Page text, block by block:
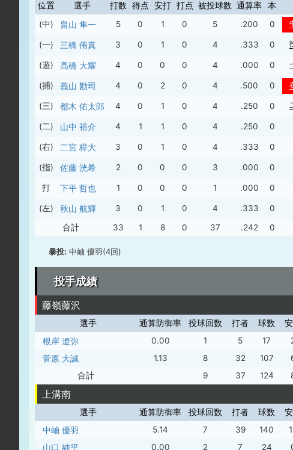
位置 選手 打数 得点 安打 打点 被投球数 通算率 本
(中)
畠山 隼一 5 0 1 0 5 .200 0
(一) 三橋 侑真 3 0 1 0 4 .333 0
(遊) 髙橋 大耀 4 0 0 0 4 .000 0
(捕) 義山 勘司 4 0 2 0 4 .500 0
(三) 都木 佑太郎 4 0 1 0 4 .250 0
(二) 山中 裕介 4 1 1 0 4 .250 0
(右) 二宮 樟大 3 0 1 0 4 .333 0
(指) 佐藤 洸希 2 0 0 0 3 .000 0
打 下平 哲也 1 0 0 0 1 .000 0
(左) 秋山 航輝 3 0 1 0 4 .333 0
合計 33 1 8 0 37 .242 0
暴投: 中岫 優羽(4回)
投手成績
藤嶺藤沢
選手 通算防御率 投球回数 打者 球数
根岸 遼弥 0.00 1 5 17
菅原 大誠 1.13 8 32 107
合計
9 37 124
上溝南
選手 通算防御率 投球回数 打者 球数
中岫 優羽 5.14 7 39 140
山口 純平 0.00 2 7 24